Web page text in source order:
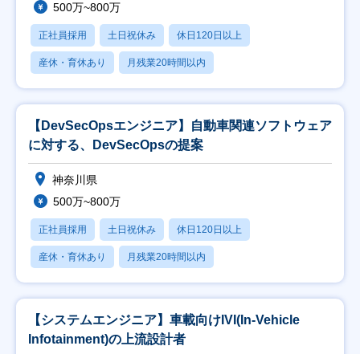
500万~800万
正社員採用 土日祝休み 休日120日以上
産休・育休あり 月残業20時間以内
【DevSecOpsエンジニア】自動車関連ソフトウェア
に対する、DevSecOpsの提案
神奈川県
500万~800万
正社員採用 土日祝休み 休日120日以上
産休・育休あり 月残業20時間以内
【システムエンジニア】車載向けIVI(In-Vehicle
Infotainment)の上流設計者